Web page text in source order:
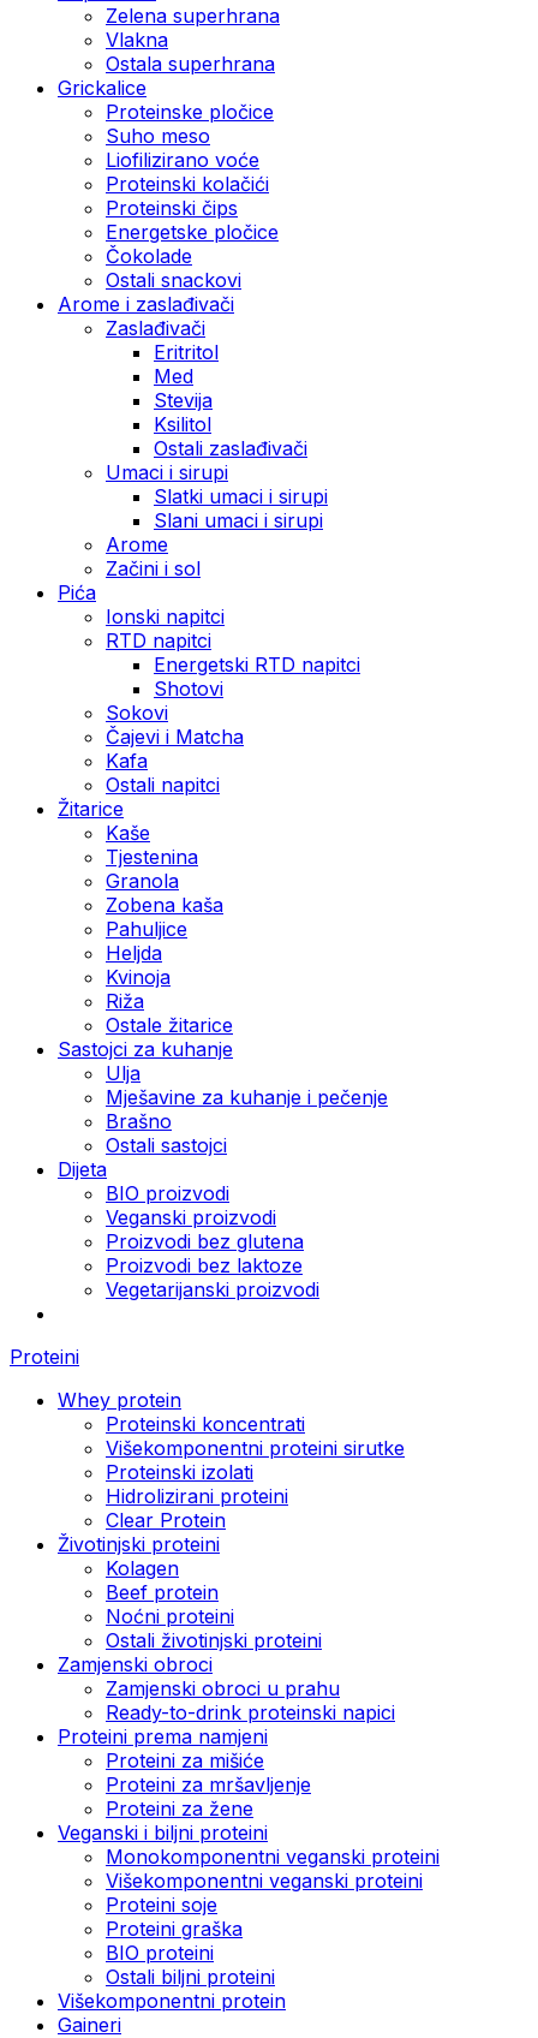
Zelena superhrana
Vlakna
Ostala superhrana
Grickalice
Proteinske pločice
Suho meso
Liofilizirano voće
Proteinski kolačići
Proteinski čips
Energetske pločice
Čokolade
Ostali snackovi
Arome i zaslađivači
Zaslađivači
Eritritol
Med
Stevija
Ksilitol
Ostali zaslađivači
Umaci i sirupi
Slatki umaci i sirupi
Slani umaci i sirupi
Arome
Začini i sol
Pića
Ionski napitci
RTD napitci
Energetski RTD napitci
Shotovi
Sokovi
Čajevi i Matcha
Kafa
Ostali napitci
Žitarice
Kaše
Tjestenina
Granola
Zobena kaša
Pahuljice
Heljda
Kvinoja
Riža
Ostale žitarice
Sastojci za kuhanje
Ulja
Mješavine za kuhanje i pečenje
Brašno
Ostali sastojci
Dijeta
BIO proizvodi
Veganski proizvodi
Proizvodi bez glutena
Proizvodi bez laktoze
Vegetarijanski proizvodi
Proteini
Whey protein
Proteinski koncentrati
Višekomponentni proteini sirutke
Proteinski izolati
Hidrolizirani proteini
Clear Protein
Životinjski proteini
Kolagen
Beef protein
Noćni proteini
Ostali životinjski proteini
Zamjenski obroci
Zamjenski obroci u prahu
Ready-to-drink proteinski napici
Proteini prema namjeni
Proteini za mišiće
Proteini za mršavljenje
Proteini za žene
Veganski i biljni proteini
Monokomponentni veganski proteini
Višekomponentni veganski proteini
Proteini soje
Proteini graška
BIO proteini
Ostali biljni proteini
Višekomponentni protein
Gaineri